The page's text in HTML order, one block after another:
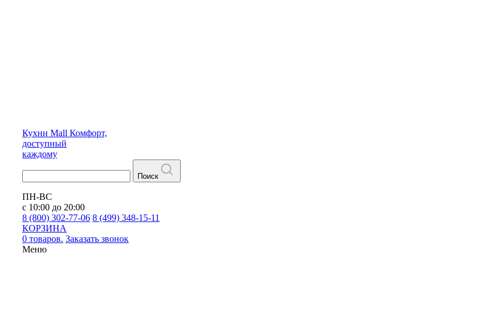
Кухни Mall Комфорт,
доступный
каждому
Поиск
ПН-ВС
с 10:00 до 20:00
8 (800) 302-77-06 8 (499) 348-15-11
КОРЗИНА
0 товаров. Заказать звонок
Меню